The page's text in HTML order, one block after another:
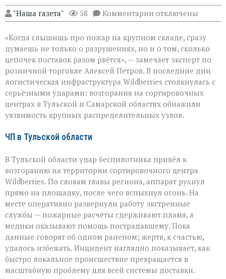
"Наша газета" 58 Комментарии к
записи
по
логистике:
пожары
на
складах
Wildberries
отключены
«Когда слышишь про пожар на крупном складе, сразу
думаешь не только о разрушениях, но и о том, сколько
цепочек поставок разом рвётся», — замечает эксперт по
розничной торговле Алексей Петров. В последние дни
логистическая инфраструктура Wildberries столкнулась с
серьёзными ударами: возгорания на сортировочных
центрах в Тульской и Самарской областях обнажили
уязвимость крупных распределительных узлов.
ЧП в Тульской области
В Тульской области удар беспилотника привёл к
возгоранию на территории сортировочного центра
Wildberries. По словам главы региона, аппарат рухнул
прямо на площадку, после чего вспыхнул огонь. На
месте оперативно развернули работу экстренные
службы — пожарные расчёты сдерживают пламя, а
медики оказывают помощь пострадавшему. Пока
данные говорят об одном раненом; жертв, к счастью,
удалось избежать. Инцидент наглядно показывает, как
быстро локальное происшествие превращается в
масштабную проблему для всей системы доставки.